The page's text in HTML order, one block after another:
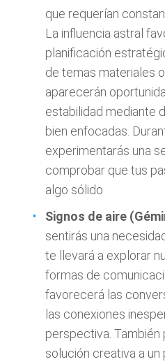
que requerían
La influencia astral
planificación
de temas materiales
aparecerán
estabilidad mediante
bien enfocadas.
experimentarás una
comprobar que tus
algo sólido
Signos de aire
sentirás una
te llevará a explorar
formas de
favorecerá las
las conexiones
perspectiva. También
solución creativa a